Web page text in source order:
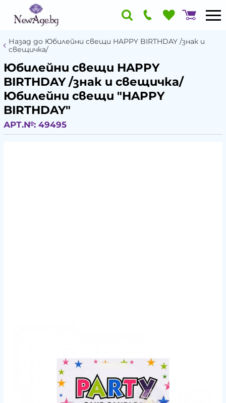
Назад до Юбилейни свещи HAPPY BIRTHDAY /знак и
свещичка/
Юбилейни свещи HAPPY
BIRTHDAY /знак и свещичка/
Юбилейни свещи "HAPPY
BIRTHDAY"
АРТ.№: 49495